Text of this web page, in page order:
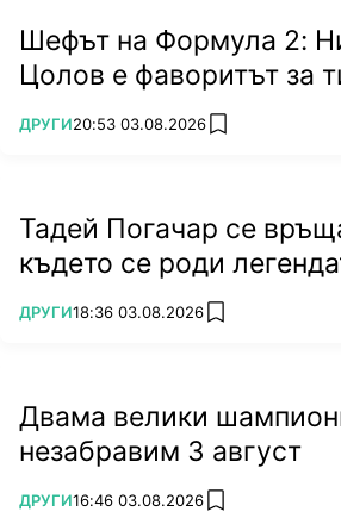
Шефът на Формула 2:
Цолов е фаворитът за
ПОВЕЧЕ ОТ
ДРУГИ20:53 03.08.2026 add favorites
Тадей Погачар се
където се роди
ПОВЕЧЕ ОТ
ДРУГИ18:36 03.08.2026 add favorites
Двама велики
незабравим 3 август
ПОВЕЧЕ ОТ
ДРУГИ16:46 03.08.2026 add favorites